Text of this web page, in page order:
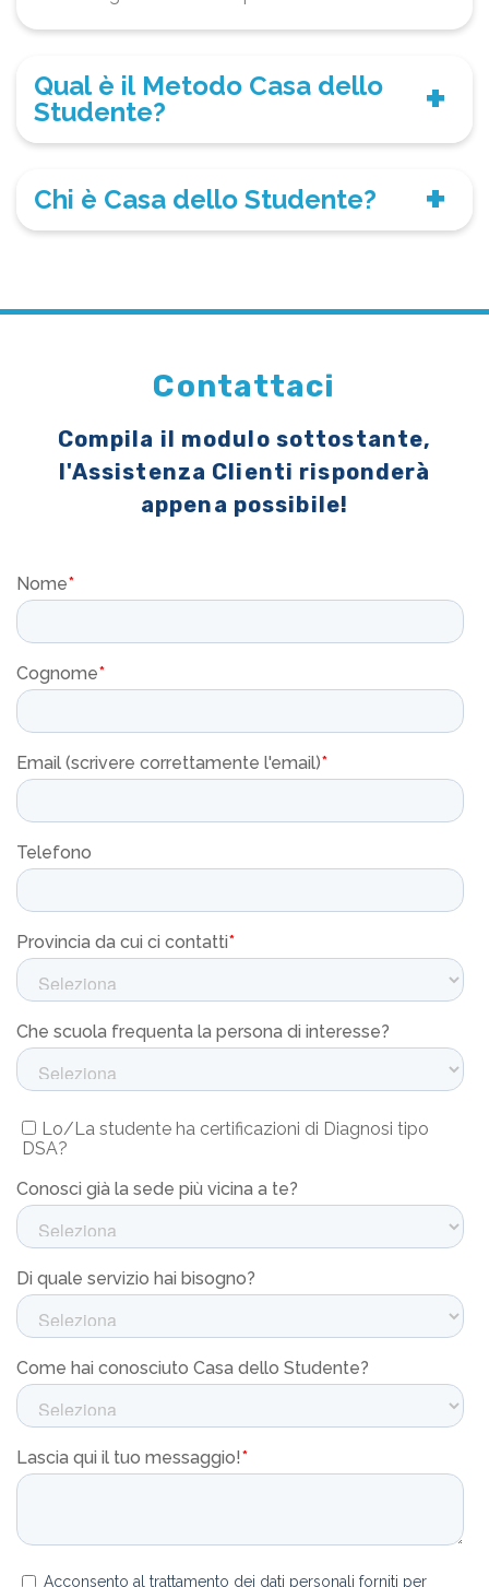
Qual è il Metodo Casa dello
Studente?
Chi è Casa dello Studente?
Contattaci
Compila il modulo sottostante,
l'Assistenza Clienti risponderà
appena possibile!